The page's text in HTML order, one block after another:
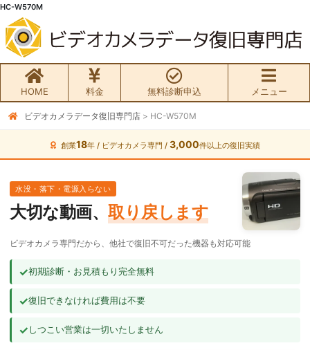
HC-W570M
HOME 料金 無料診断申込 メニュー
無料初期診断お申込み
ビデオカメラ データ復旧HOME
料金・メニュー
お客様の声
ビデオカメラ復旧成功事例
ビデオカメラデータ復旧専門店 > HC-W570M
創業18年 / ビデオカメラ専門 / 3,000件以上の復旧実績
水没・落下・電源入らない
大切な動画、 取り戻します
ビデオカメラ専門だから、他社で復旧不可だった機器も対応可能
✓初期診断・お見積もり完全無料
✓復旧できなければ費用は不要
✓しつこい営業は一切いたしません